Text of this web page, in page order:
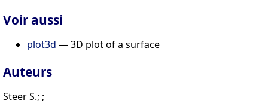
Voir aussi
plot3d — 3D plot of a surface
Auteurs
Steer S.; ;